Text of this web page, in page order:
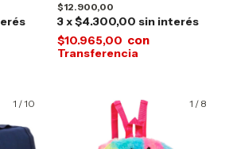
$12.900,00
3x$4.300,00 sin interés
$10.965,00 con
1 /10 1 / 8